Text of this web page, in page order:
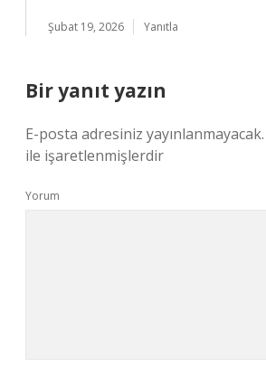
Şubat 19, 2026 Yanıtla
Bir yanıt yazın
E-posta adresiniz yayınlanmayacak.
ile işaretlenmişlerdir
Yorum